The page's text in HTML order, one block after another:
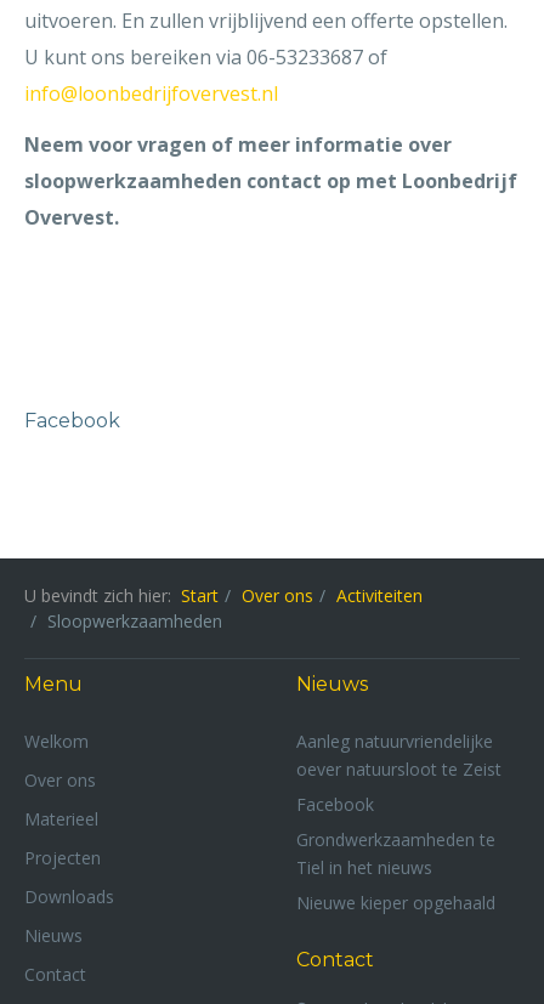
uitvoeren. En zullen vrijblijvend een offerte opstellen.
U kunt ons bereiken via 06-53233687 of
info@loonbedrijfovervest.nl
Neem voor vragen of meer informatie over
sloopwerkzaamheden contact op met Loonbedrijf
Overvest.
Facebook
U bevindt zich hier: Start Over ons
Activiteiten
Sloopwerkzaamheden
Menu
Welkom
Over ons
Materieel
Projecten
Downloads
Nieuws
Contact
Nieuws
Aanleg natuurvriendelijke
oever natuursloot te Zeist
Facebook
Grondwerkzaamheden te
Tiel in het nieuws
Nieuwe kieper opgehaald
Contact